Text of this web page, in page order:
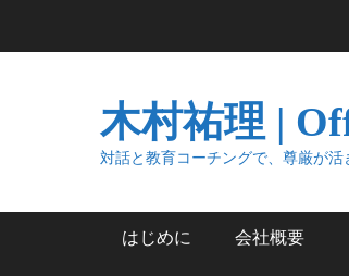
キ
木村祐理 |
対話と教育コーチングで、尊厳が活
メインメニュー
はじめに 会社概要